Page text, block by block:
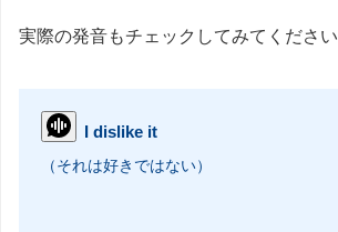
実際の発音もチェックしてみてください
I dislike it
（それは好きではない）